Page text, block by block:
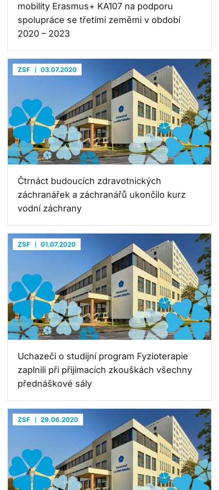
mobility Erasmus+ KA107 na podporu
spolupráce se třetími zeměmi v období
2020 – 2023
ZSF 03.07.2020
Čtrnáct budoucích zdravotnických
záchranářek a záchranářů ukončilo kurz
vodní záchrany
ZSF 01.07.2020
Uchazeči o studijní program Fyzioterapie
zaplnili při přijímacích zkouškách všechny
přednáškové sály
ZSF 29.06.2020